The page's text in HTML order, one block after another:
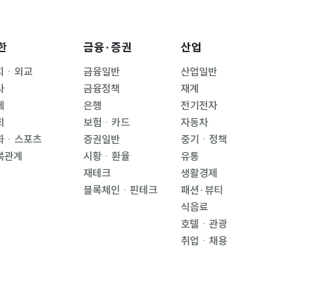
ㆍ외교
ㆍ스포츠
관계
금융·증권
금융일반
금융정책
은행
보험ㆍ카드
증권일반
시황ㆍ환율
재테크
블록체인ㆍ핀테크
산업
산업일반
재계
전기전자
자동차
중기ㆍ정책
유통
생활경제
패션·뷰티
식음료
호텔ㆍ관광
취업ㆍ채용